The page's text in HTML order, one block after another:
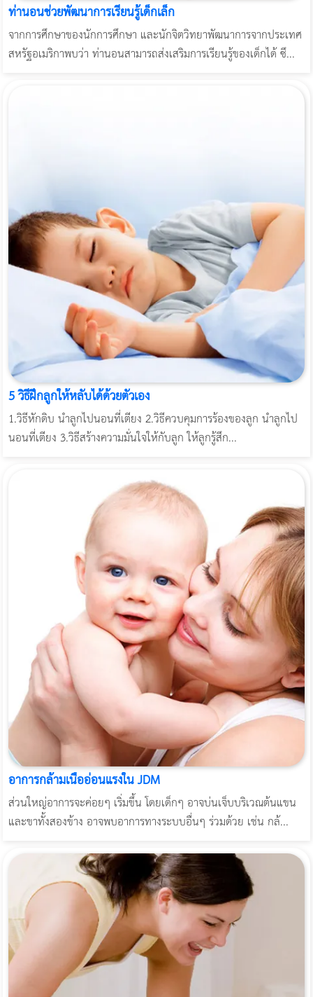
ท่านอนช่วยพัฒนาการเรียนรู้เด็กเล็ก
จากการศึกษาของนักการศึกษา และนักจิตวิทยาพัฒนาการจากประเทศ
สหรัฐอเมริกาพบว่า ท่านอนสามารถส่งเสริมการเรียนรู้ของเด็กได้ ซึ...
5 วิธีฝึกลูกให้หลับได้ด้วยตัวเอง
1.วิธีหักดิบ นำลูกไปนอนที่เตียง 2.วิธีควบคุมการร้องของลูก นำลูกไป
นอนที่เตียง 3.วิธีสร้างความมั่นใจให้กับลูก ให้ลูกรู้สึก...
อาการกล้ามเนื้ออ่อนแรงใน JDM
ส่วนใหญ่อาการจะค่อยๆ เริ่มขึ้น โดยเด็กๆ อาจบ่นเจ็บบริเวณต้นแขน
และขาทั้งสองข้าง อาจพบอาการทางระบบอื่นๆ ร่วมด้วย เช่น กล้...